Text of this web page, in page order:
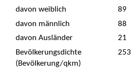
davon weiblich
89
davon männlich
88
davon Ausländer
21
Bevölkerungsdichte
(Bevölkerung/qkm)
253